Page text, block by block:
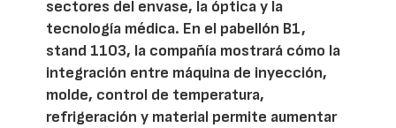
sectores del envase, la óptica y la
tecnología médica. En el pabellón B1,
stand 1103, la compañía mostrará cómo la
integración entre máquina de inyección,
molde, control de temperatura,
refrigeración y material permite aumentar